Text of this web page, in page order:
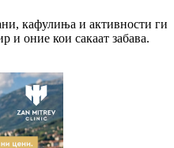
кафулиња и активности ги
и оние кои сакаат забава.